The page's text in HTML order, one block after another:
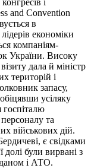
and Convention
в
економіки
компаніям-
України. Високу
дала й міністр
територій і
запасу,
усіляку
госпіталю
та
військових дій.
є свідками
були вирвані з
і АТО.